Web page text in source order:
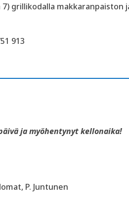
grillikodalla makkaranpaiston
913
ja myöhentynyt kellonaika!
P. Juntunen